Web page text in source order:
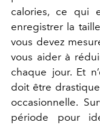
calories, ce qui
enregistrer la
vous devez
vous aider à
chaque jour. Et
doit être
occasionnelle.
période pour